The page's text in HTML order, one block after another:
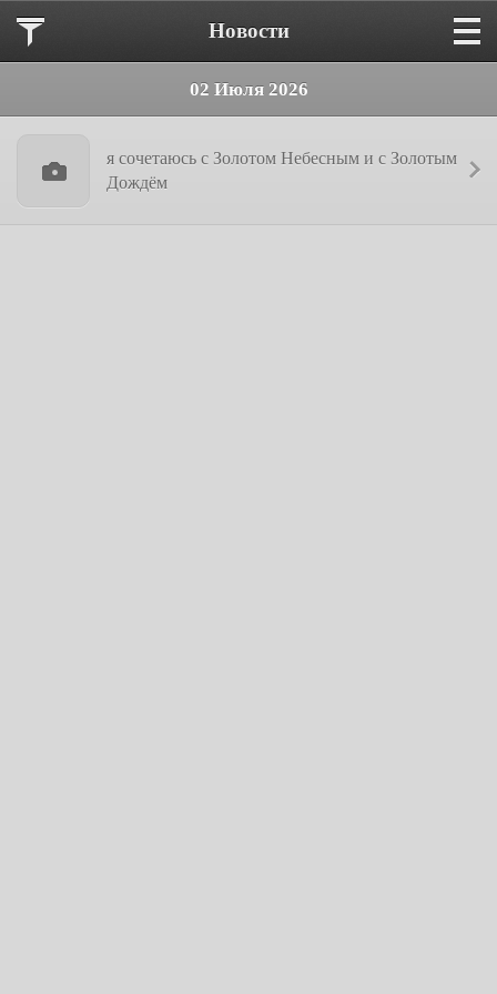
Новости
02 Июля 2026
я сочетаюсь с Золотом Небесным и с Золотым
Дождём